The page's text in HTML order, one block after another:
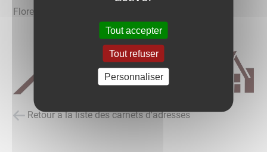
Florent RAULOT
Retour à la liste des carnets d'adresses
Tout accepter
Tout refuser
Personnaliser